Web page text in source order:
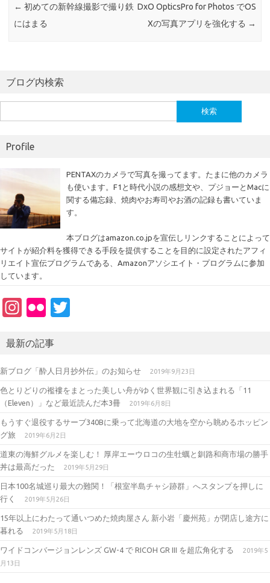
k
← 初めての新幹線撮影で撮り鉄
にはまる
DxO OpticsPro for Photos でOS
Xの写真アプリを強化する →
ブログ内検索
索:
Profile
PENTAXのカメラで写真を撮ってます。たまに他のカメラ
も使います。F1と時代小説の感想文や、プジョーとMacに
関する備忘録、焼肉やお寿司やお酒の記録も書いていま
す。
本ブログはamazon.co.jpを宣伝しリンクすることによって
サイトが紹介料を獲得できる手段を提供することを目的に設定されたアフィ
リエイト宣伝プログラムである、Amazonアソシエイト・プログラムに参加
しています。
In
a
gr
a
m
Fl
kr
te
r
最新の記事
新ブログ「酔人日月抄外伝」のお知らせ 2019年9月23日
色とりどりの襤褸をまとった美しい舟がゆく世界観に引き込まれる「11
（Eleven）」など最近読んだ本3冊
2019年6月8日
もうすぐ退役するサーブ340Bに乗って北海道の大地を空から眺めるホッピン
グ旅
2019年6月2日
道東の海鮮グルメを楽しむ！ 厚岸エーウロコの生牡蠣と釧路和商市場の勝手
丼は最高だった
2019年5月29日
日本100名城巡り最大の難関！「根室半島チャシ跡群」へスタンプを押しに
行く
2019年5月26日
15年以上にわたって通いつめた焼肉屋さん 新小岩「慶州苑」が閉店し途方に
暮れる
2019年5月18日
ワイドコンバージョンレンズ GW-4 で RICOH GR III を超広角化する
2019年5
月13日